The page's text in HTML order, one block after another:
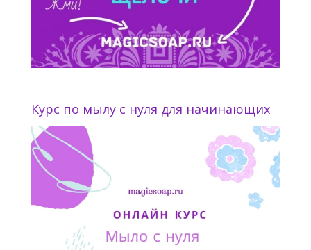
Курс по мылу с нуля для начинающих